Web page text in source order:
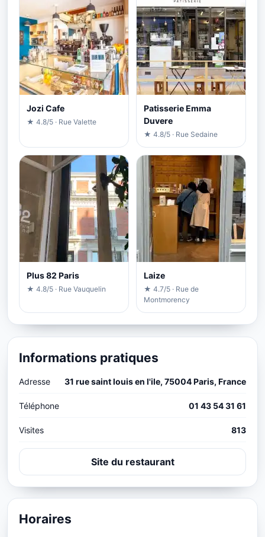
Jozi Cafe
★ 4.8/5 · Rue Valette
Patisserie Emma
Duvere
★ 4.8/5 · Rue Sedaine
Plus 82 Paris
★ 4.8/5 · Rue Vauquelin
Laize
★ 4.7/5 · Rue de
Montmorency
Informations pratiques
Adresse 31 rue saint louis en l'ile, 75004 Paris, France
Téléphone 01 43 54 31 61
Visites 813
Site du restaurant
Horaires